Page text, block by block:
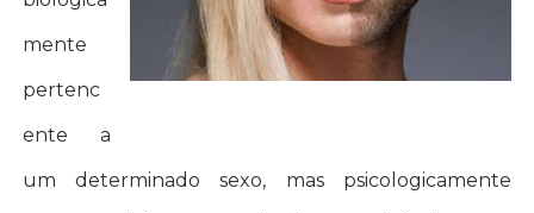
mente
pertenc
ente a
um determinado sexo, mas psicologicamente